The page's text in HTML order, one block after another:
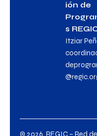
ión de
s
Itziar
© 2026. REGIC – Red